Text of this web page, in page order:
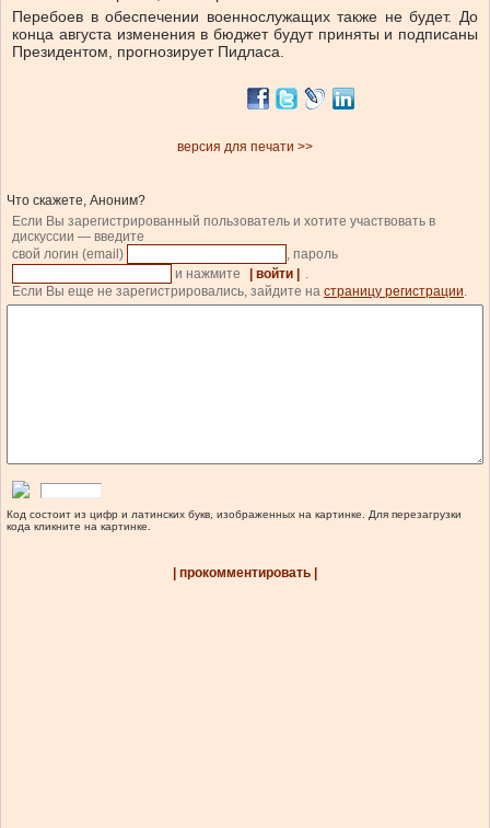
Перебоев в обеспечении военнослужащих также не будет. До
конца августа изменения в бюджет будут приняты и подписаны
Президентом, прогнозирует Пидласа.
версия для печати >>
Что скажете, Аноним?
Если Вы зарегистрированный пользователь и хотите участвовать в
дискуссии — введите
свой логин (email)
, пароль
и нажмите
| войти |
.
Если Вы еще не зарегистрировались, зайдите на страницу регистрации.
Код состоит из цифр и латинских букв, изображенных на картинке. Для перезагрузки
кода кликните на картинке.
| прокомментировать |